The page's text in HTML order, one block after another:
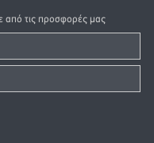
από τις προσφορές μας